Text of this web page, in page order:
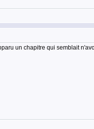
un chapitre qui semblait